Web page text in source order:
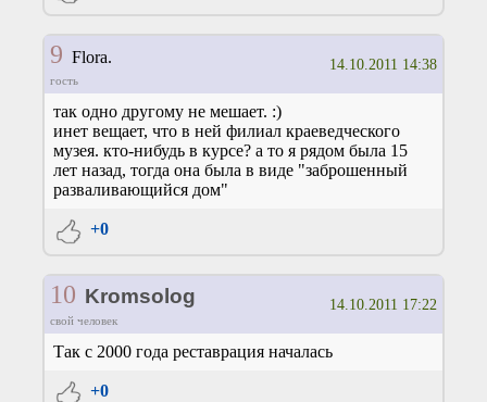
9 Flora.
гость
14.10.2011 14:38
так одно другому не мешает. :)
инет вещает, что в ней филиал краеведческого
музея. кто-нибудь в курсе? а то я рядом была 15
лет назад, тогда она была в виде "заброшенный
разваливающийся дом"
+0
10 Kromsolog
свой человек
14.10.2011 17:22
Так с 2000 года реставрация началась
+0